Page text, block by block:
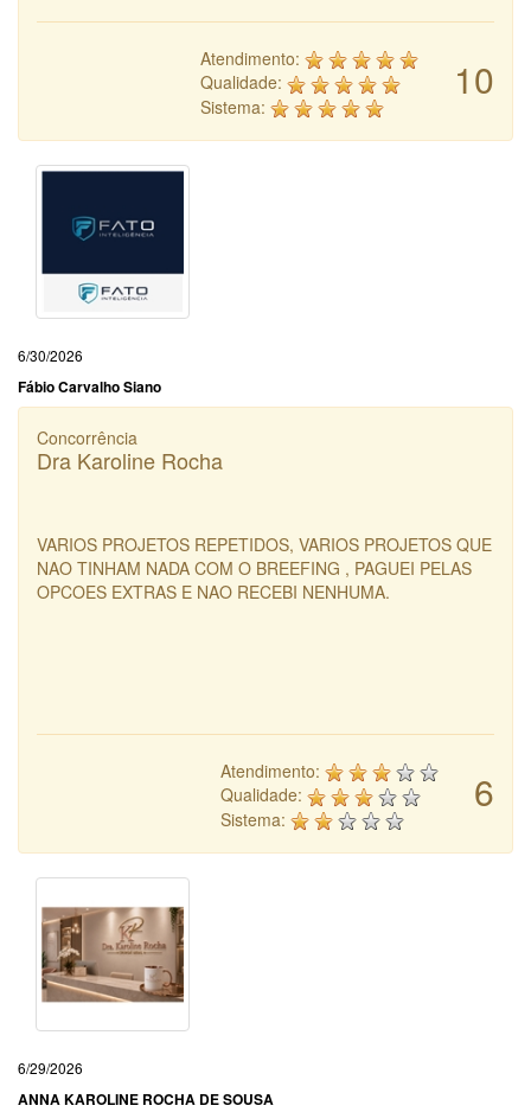
10
Atendimento:
Qualidade:
Sistema:
6/30/2026
Fábio Carvalho Siano
Concorrência
Dra Karoline Rocha
VARIOS PROJETOS REPETIDOS, VARIOS PROJETOS QUE
NAO TINHAM NADA COM O BREEFING , PAGUEI PELAS
OPCOES EXTRAS E NAO RECEBI NENHUMA.
6
Atendimento:
Qualidade:
Sistema:
6/29/2026
ANNA KAROLINE ROCHA DE SOUSA